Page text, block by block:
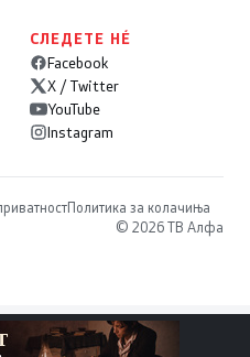
СЛЕДЕТЕ НÉ
Facebook
X / Twitter
YouTube
Instagram
Политика за колачиња
© 2026 ТВ Алфа